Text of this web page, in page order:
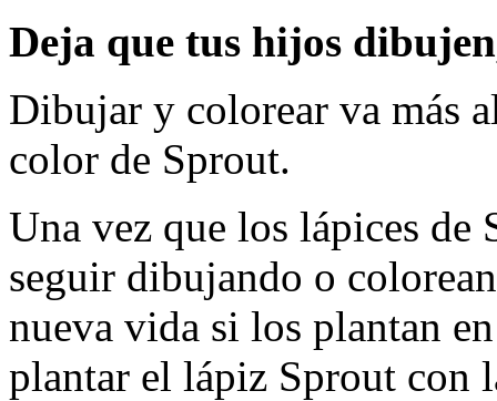
Deja que tus hijos
Dibujar y colorear va más
color de Sprout.
Una vez que los lápices de
seguir dibujando o
nueva vida si los plantan
plantar el lápiz Sprout con